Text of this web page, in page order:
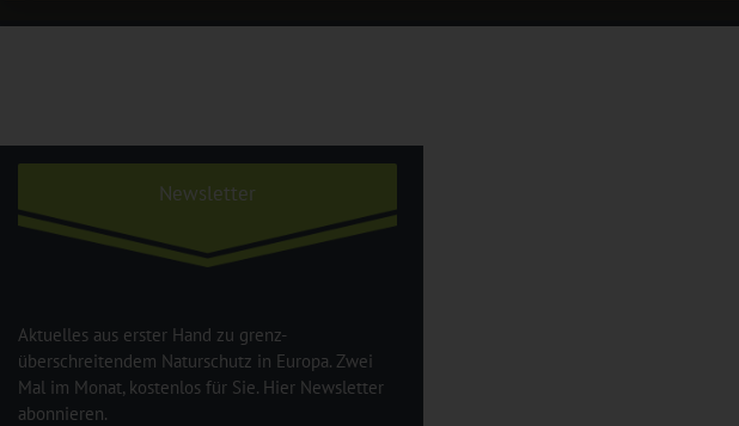
Newsletter
Aktuelles aus erster Hand zu grenz-
überschreitendem Naturschutz in Europa. Zwei
Mal im Monat, kostenlos für Sie. Hier Newsletter
abonnieren.